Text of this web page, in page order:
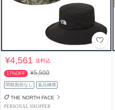
¥4,561送料込
17%OFF ¥5,500
関税負担なし 返品補償
THE NORTH FACE
PERSONAL SHOPPER